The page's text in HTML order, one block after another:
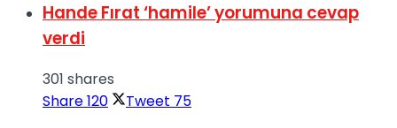
Hande Fırat ‘hamile’ yorumuna cevap
verdi
301 shares
Share120 Tweet 75